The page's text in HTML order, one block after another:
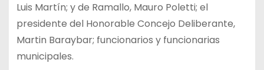
Luis Martín; y de Ramallo, Mauro Poletti; el
presidente del Honorable Concejo Deliberante,
Martin Baraybar; funcionarios y funcionarias
municipales.